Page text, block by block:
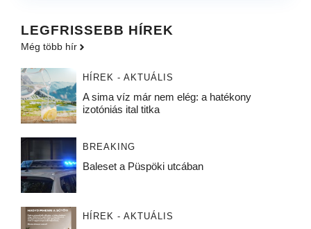
LEGFRISSEBB HÍREK
Még több hír
HÍREK - AKTUÁLIS
A sima víz már nem elég: a hatékony
izotóniás ital titka
BREAKING
Baleset a Püspöki utcában
HÍREK - AKTUÁLIS